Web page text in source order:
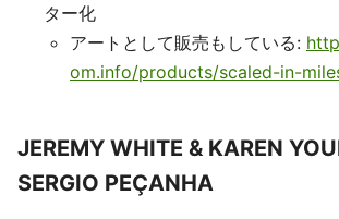
ター化
アートとして販売もしている:
om.info/products/scaled-in-
JEREMY WHITE & KAREN
SERGIO PEÇANHA